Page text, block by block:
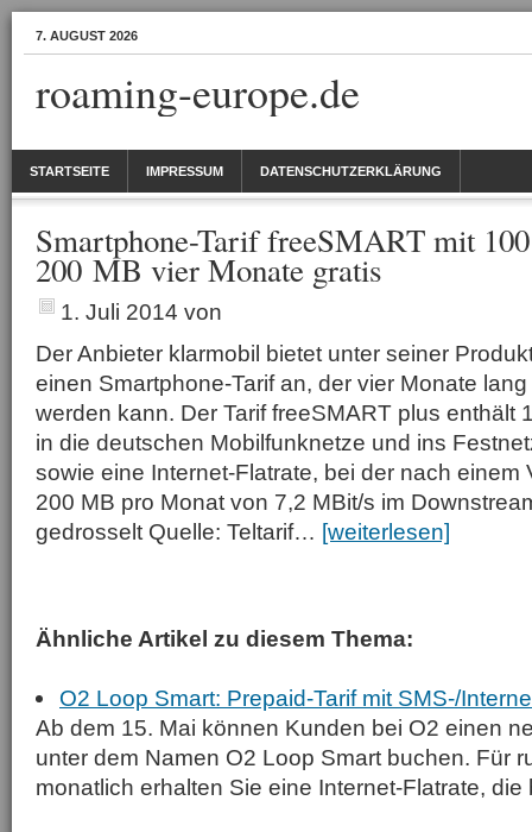
7. AUGUST 2026
roaming-europe.de
STARTSEITE IMPRESSUM DATENSCHUTZERKLÄRUNG
Smartphone-Tarif freeSMART mit
200 MB vier Monate gratis
1. Juli 2014 von
Der Anbieter klarmobil bietet unter seiner
einen Smartphone-Tarif an, der vier Monate
werden kann. Der Tarif freeSMART plus enthält
in die deutschen Mobilfunknetze und ins
sowie eine Internet-Flatrate, bei der nach einem
200 MB pro Monat von 7,2 MBit/s im
gedrosselt Quelle: Teltarif… [weiterlesen]
Ähnliche Artikel zu diesem Thema:
O2 Loop Smart: Prepaid-Tarif mit SMS-/
Ab dem 15. Mai können Kunden bei O2 einen
unter dem Namen O2 Loop Smart buchen. Für
monatlich erhalten Sie eine Internet-Flatrate, die